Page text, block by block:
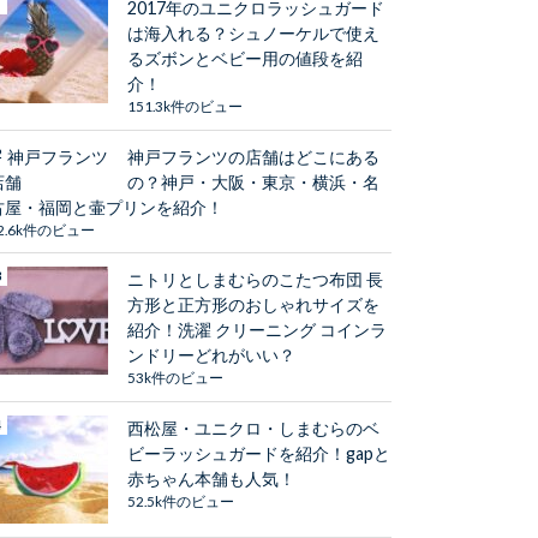
2017年のユニクロラッシュガード
は海入れる？シュノーケルで使え
るズボンとベビー用の値段を紹
介！
151.3k件のビュー
神戸フランツの店舗はどこにある
の？神戸・大阪・東京・横浜・名
屋・福岡と壷プリンを紹介！
件のビュー
ニトリとしまむらのこたつ布団 長
方形と正方形のおしゃれサイズを
紹介！洗濯 クリーニング コインラ
ンドリーどれがいい？
53k件のビュー
西松屋・ユニクロ・しまむらのベ
ビーラッシュガードを紹介！gapと
赤ちゃん本舗も人気！
52.5k件のビュー